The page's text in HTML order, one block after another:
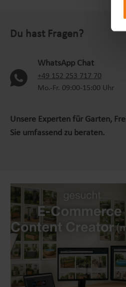
Du hast Fragen?
WhatsApp Chat
+49 152 253 717 70
Mo.-Fr. 09:00-15:00 Uhr
Unsere Experten für Garten,
Sie umfassend zu beraten.